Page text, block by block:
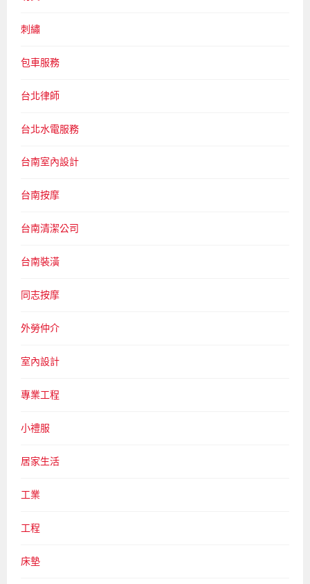
刺繡
包車服務
台北律師
台北水電服務
台南室內設計
台南按摩
台南清潔公司
台南裝潢
同志按摩
外勞仲介
室內設計
專業工程
小禮服
居家生活
工業
工程
床墊